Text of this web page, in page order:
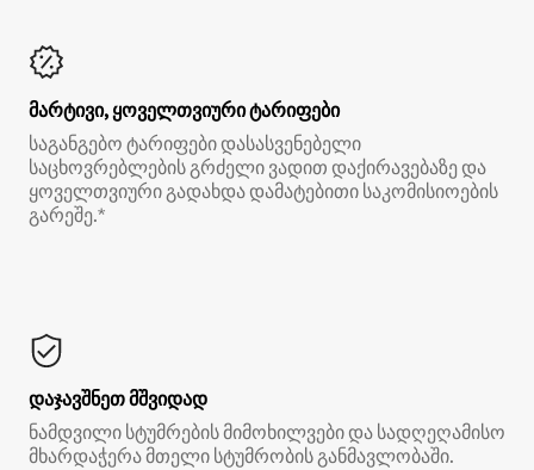
მარტივი, ყოველთვიური ტარიფები
საგანგებო ტარიფები დასასვენებელი
საცხოვრებლების გრძელი ვადით დაქირავებაზე და
ყოველთვიური გადახდა დამატებითი საკომისიოების
გარეშე.*
დაჯავშნეთ მშვიდად
ნამდვილი სტუმრების მიმოხილვები და სადღეღამისო
მხარდაჭერა მთელი სტუმრობის განმავლობაში.